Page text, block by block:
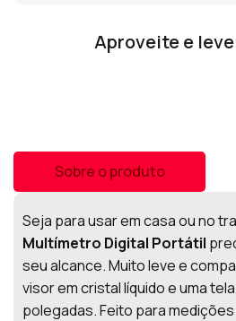
Aproveite e
Sobre o produto
Seja para usar em casa ou no
Multímetro Digital Portátil
seu alcance. Muito leve e
visor em cristal líquido e uma
polegadas. Feito para